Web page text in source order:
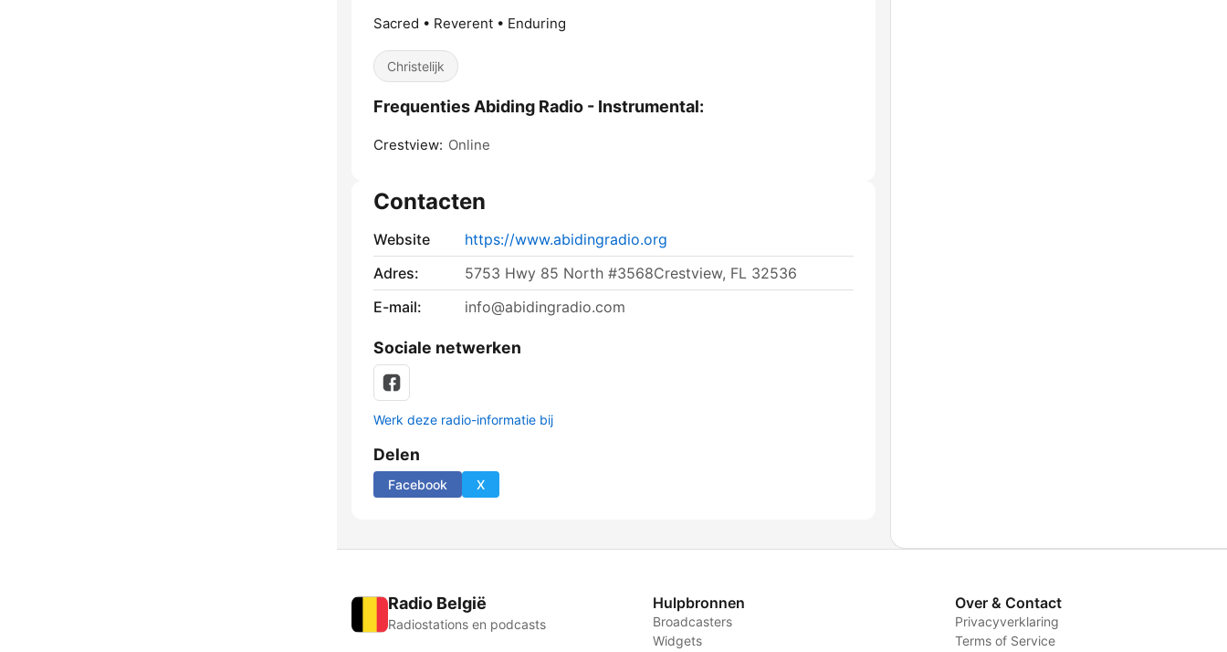
Sacred • Reverent • Enduring
Christelijk
Frequenties Abiding Radio - Instrumental:
Crestview: Online
Contacten
Website
https://www.abidingradio.org
Adres:
5753 Hwy 85 North #3568Crestview, FL 32536
E-mail:
info@abidingradio.com
Sociale netwerken
Werk deze radio-informatie bij
Delen
Facebook X
Radio België
Radiostations en podcasts
Hulpbronnen
Broadcasters
Widgets
Over & Contact
Privacyverklaring
Terms of Service